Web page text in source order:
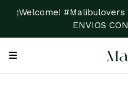
¡Welcome! #Malibulovers
ENVIOS